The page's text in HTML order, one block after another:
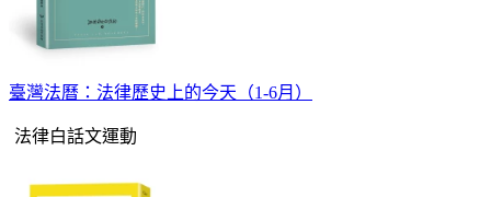
臺灣法曆：法律歷史上的今天（1-6月）
法律白話文運動